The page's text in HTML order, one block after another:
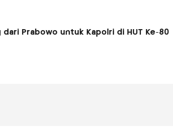
Prabowo untuk Kapolri di HUT Ke-80